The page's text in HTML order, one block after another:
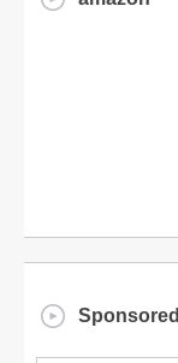
Sponsored